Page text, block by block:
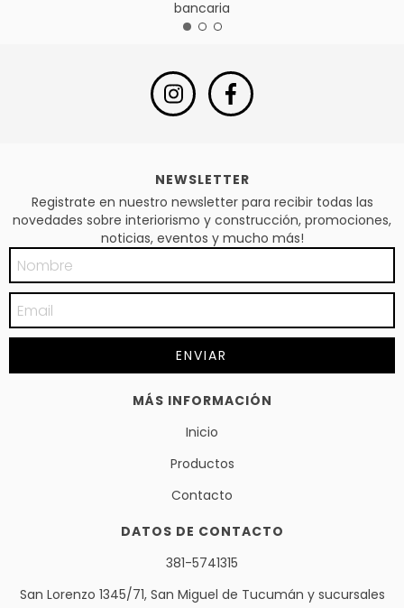
bancaria
NEWSLETTER
Registrate en nuestro newsletter para recibir todas las
novedades sobre interiorismo y construcción, promociones,
noticias, eventos y mucho más!
MÁS INFORMACIÓN
Inicio
Productos
Contacto
DATOS DE CONTACTO
381-5741315
San Lorenzo 1345/71, San Miguel de Tucumán y sucursales